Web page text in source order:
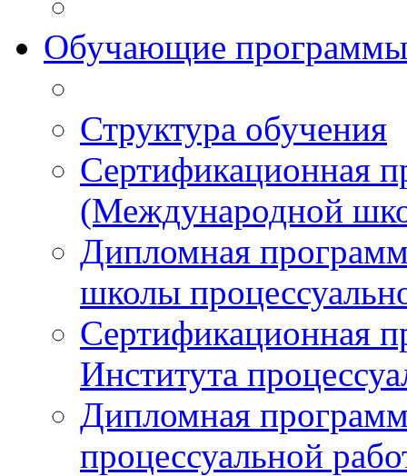
Обучающие программы
Структура обучения
Сертификационная
(Международной
Дипломная
школы
Сертификационная
Института
Дипломная
процессуальной